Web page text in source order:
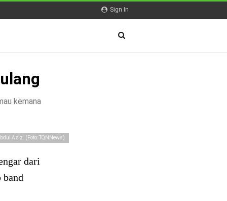
Sign In
kemana
Aziz. (Foto: TQNNews)
dari